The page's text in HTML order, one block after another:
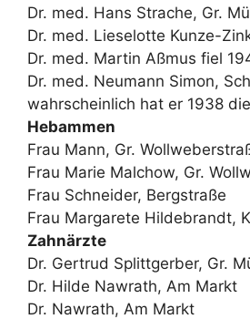
Dr. med. Hans Strache, Gr.
Dr. med. Lieselotte Kunze-
Dr. med. Martin Aßmus fiel
Dr. med. Neumann Simon,
wahrscheinlich hat er 1938
Hebammen
Frau Mann, Gr.
Frau Marie Malchow, Gr.
Frau Schneider, Bergstraße
Frau Margarete Hildebrandt,
Zahnärzte
Dr. Gertrud Splittgerber, Gr.
Dr. Hilde Nawrath, Am Markt
Dr. Nawrath, Am Markt